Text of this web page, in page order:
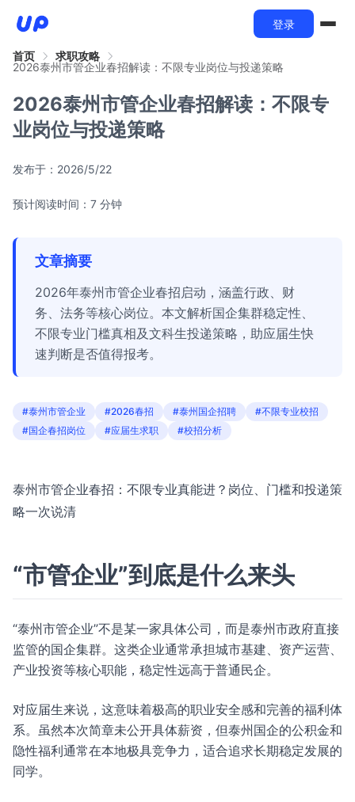
登录
首页
求职攻略
2026泰州市管企业春招解读：不限专业岗位与投递策略
2026泰州市管企业春招解读：不限专
业岗位与投递策略
发布于： 2026/5/22
预计阅读时间：7 分钟
文章摘要
2026年泰州市管企业春招启动，涵盖行政、财
务、法务等核心岗位。本文解析国企集群稳定性、
不限专业门槛真相及文科生投递策略，助应届生快
速判断是否值得报考。
#泰州市管企业 #2026春招 #泰州国企招聘
#不限专业校招
#国企春招岗位
#应届生求职 #校招分析
泰州市管企业春招：不限专业真能进？岗位、门槛和投递策
略一次说清
“市管企业”到底是什么来头
“泰州市管企业”不是某一家具体公司，而是泰州市政府直接
监管的国企集群。这类企业通常承担城市基建、资产运营、
产业投资等核心职能，稳定性远高于普通民企。
对应届生来说，这意味着极高的职业安全感和完善的福利体
系。虽然本次简章未公开具体薪资，但泰州国企的公积金和
隐性福利通常在本地极具竞争力，适合追求长期稳定发展的
同学。